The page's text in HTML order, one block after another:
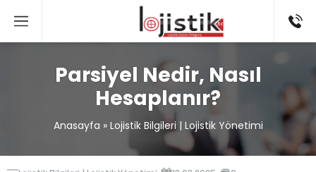
Parsiyel Nedir, Nasıl
Hesaplanır?
Anasayfa » Lojistik Bilgileri | Lojistik Yönetimi